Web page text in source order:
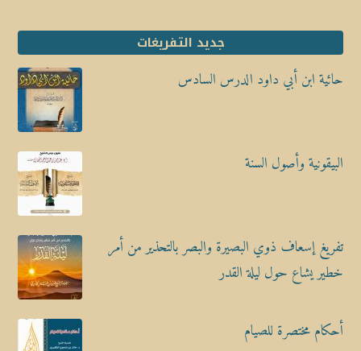
جديد التفريغات
حائية ابن أبي داود الدرس السادس
البيقونية وأصول السنة
تفريغ إسعاف ذوي البصيرة والبصر بالتحذير من أمر
خطير يشاع حول ليلة القدر
أحكام مختصرة للصيام